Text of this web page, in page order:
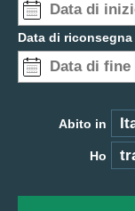
Data di riconsegna
Abito in
Ho